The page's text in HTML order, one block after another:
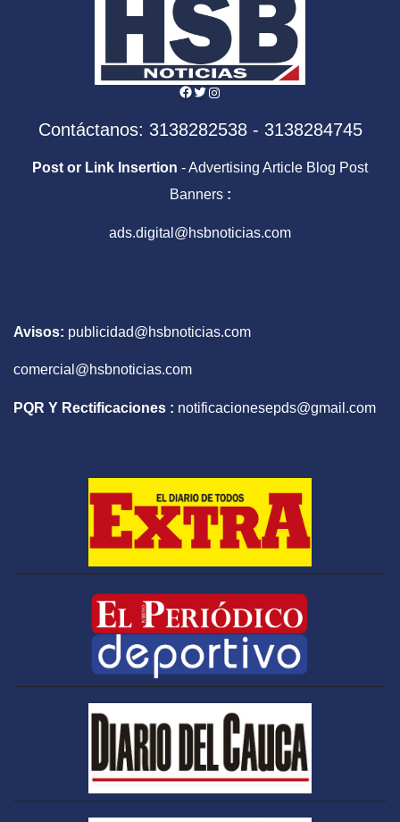
Facebook
Twitter
Instagram
Contáctanos: 3138282538 - 3138284745
Post or Link Insertion - Advertising Article Blog Post
Banners :
ads.digital@hsbnoticias.com
Avisos: publicidad@hsbnoticias.com
comercial@hsbnoticias.com
PQR Y Rectificaciones : notificacionesepds@gmail.com